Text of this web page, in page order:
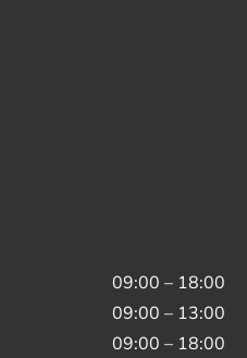
09:00 – 18:00
09:00 – 13:00
09:00 – 18:00